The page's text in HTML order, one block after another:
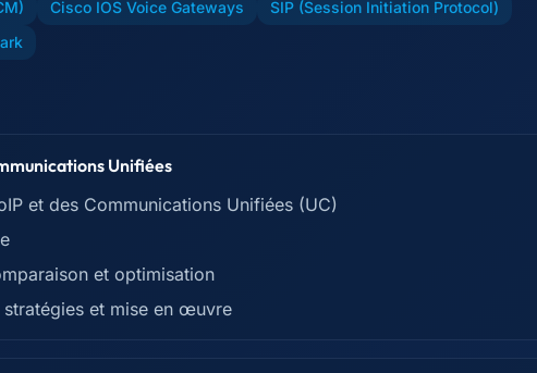
Cisco IOS Voice Gateways
SIP (Session Initiation Protocol)
Unifiées
et des Communications Unifiées (UC)
et optimisation
stratégies et mise en œuvre